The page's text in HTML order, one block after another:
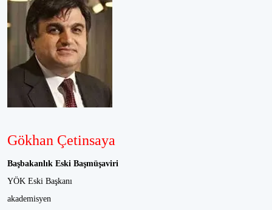
Gökhan Çetinsaya
Başbakanlık Eski Başmüşaviri
YÖK Eski Başkanı
akademisyen